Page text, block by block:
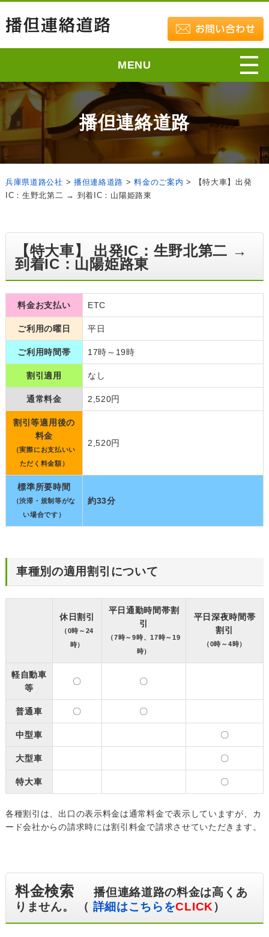
MENU
播但連絡道路
兵庫県道路公社 > 播但連絡道路 >料金のご案内 >
【特大車】出発
IC：生野北第二 → 到着IC：山陽姫路東
【特大車】 出発IC：生野北第二 →
到着IC：山陽姫路東
料金お支払い ETC
ご利用の曜日 平日
ご利用時間帯 17時～19時
割引適用 なし
通常料金 2,520円
割引等適用後の
料金
（実際にお支払いい
ただく料金額）
2,520円
標準所要時間
（渋滞・規制等がな
い場合です）
約33分
車種別の適用割引について
休日割引
（0時～24
時）
平日通勤時間帯割
引
（7時～9時、17時～19
時）
平日深夜時間帯
割引
（0時～4時）
軽自動車
等
〇 〇
普通車 〇 〇
中型車 〇
大型車 〇
特大車 〇
各種割引は、出口の表示料金は通常料金で表示していますが、カ
ード会社からの請求時には割引料金で請求させていただきます。
料金検索播但連絡道路の料金は高くあ
りません。 （ 詳細はこちらをCLICK ）